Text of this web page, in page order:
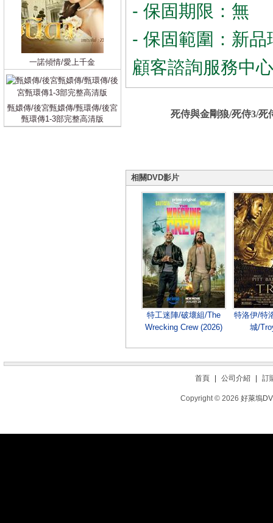
- 保固期限：無
- 保固範圍：新品
顧客諮詢服務中
死侍與金剛狼/死侍3/死
相關DVD影片
特工迷陣/破壞組/The
Wrecking Crew (2026)
特洛伊/特
城/
一諾傾情/愛上千金
甄嬛傳/後宮甄嬛傳/甄環傳/後宮
甄環傳1-3部完整高清版
首頁 公司介紹 訂
Copyright © 2026 好萊塢